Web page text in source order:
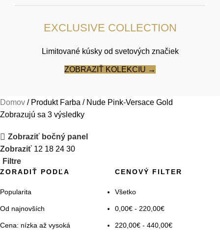
EXCLUSIVE COLLECTION
Limitované kúsky od svetových značiek
ZOBRAZIŤ KOLEKCIU →
Domov Produkt Farba
Nude Pink-Versace Gold
Zobrazujú sa 3 výsledky
Zobraziť bočný panel
Zobraziť 12 18 24 30
Filtre
ZORADIŤ PODĽA
Popularita
Od najnovších
Cena: nízka až vysoká
CENOVÝ FILTER
Všetko
0,00€ - 220,00€
220,00€ - 440,00€